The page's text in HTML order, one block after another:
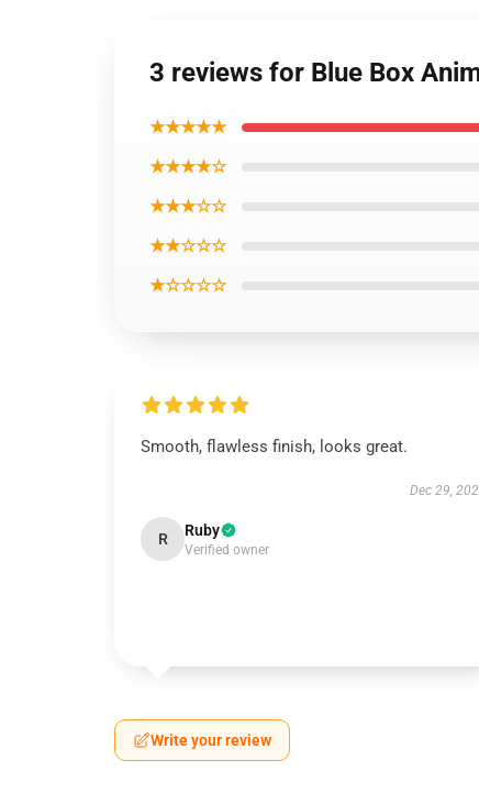
3 reviews for Blue Box
★★★★★
★★★★☆
★★★☆☆
★★☆☆☆
★☆☆☆☆
Smooth, flawless finish, looks great.
Dec 29,
R Ruby
Verified owner
Write your review